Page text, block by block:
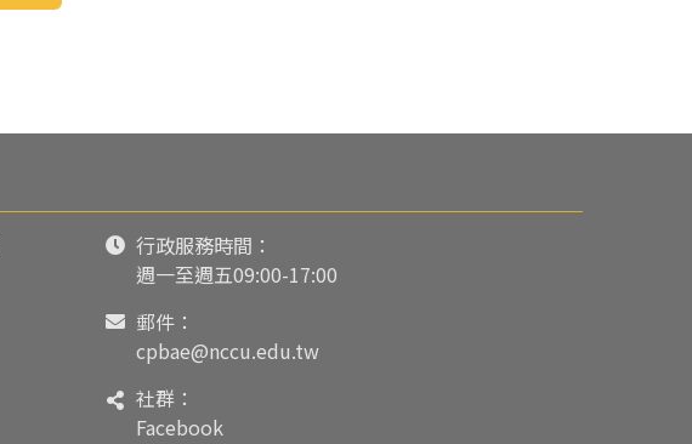
行政服務時間：
週一至週五09:00-17:00
郵件：
cpbae@nccu.edu.tw
社群：
Facebook